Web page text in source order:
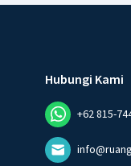
Hubungi Kami
+62 815-